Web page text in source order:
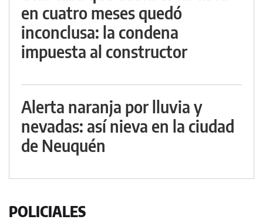
en cuatro meses quedó
inconclusa: la condena
impuesta al constructor
Alerta naranja por lluvia y
nevadas: así nieva en la ciudad
de Neuquén
POLICIALES